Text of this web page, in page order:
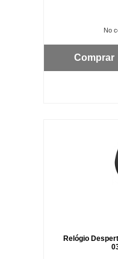
No
Comprar
Relógio